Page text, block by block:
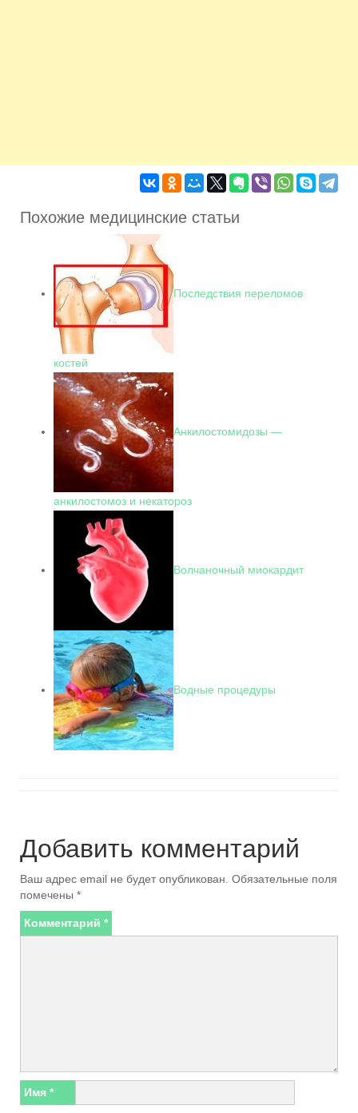
Похожие медицинские статьи
Последствия переломов
костей
Анкилостомидозы —
анкилостомоз и некатороз
Волчаночный миокардит
Водные процедуры
Добавить комментарий
Ваш адрес email не будет опубликован. Обязательные поля
помечены *
Комментарий *
Имя *